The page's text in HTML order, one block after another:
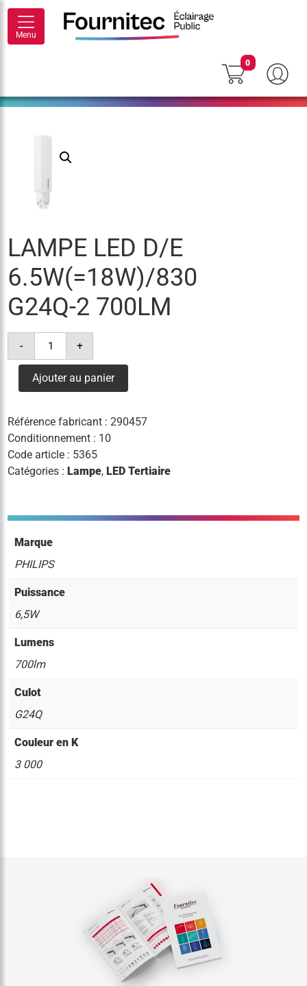
Menu
0
LAMPE LED D/E
6.5W(=18W)/830
G24Q-2 700LM
-
quantité
lampe
d/e
6.5w(=18w)/830
700lm
+
Ajouter au panier
Référence fabricant :290457
Conditionnement : 10
Code article : 5365
Catégories :Lampe,LED Tertiaire
Marque
PHILIPS
Puissance
6,5W
Lumens
700lm
Culot
G24Q
Couleur en K
3 000